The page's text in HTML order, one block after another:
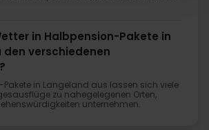
in Halbpension-Pakete in
den verschiedenen
in Langeland aus lassen sich viele
zu nahegelegenen Orten,
unternehmen.